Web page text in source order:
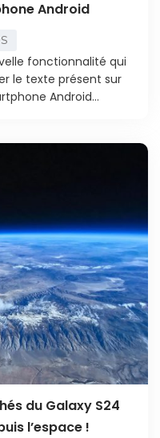
Android
fonctionnalité qui
le texte présent sur
Android...
du Galaxy S24
l’espace !